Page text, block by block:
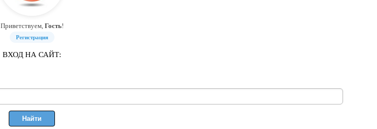
Приветствуем, Гость!
Регистрация
ВХОД НА САЙТ: